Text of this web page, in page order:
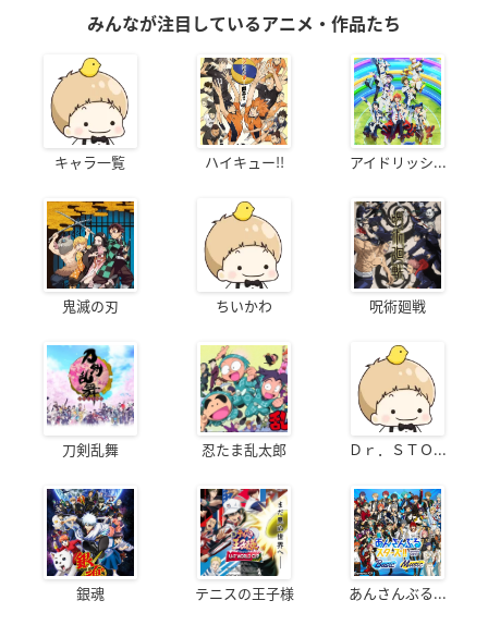
みんなが注目しているアニメ・作品たち
キャラ一覧 ハイキュー!! アイドリッシ...
鬼滅の刃 ちいかわ 呪術廻戦
刀剣乱舞 忍たま乱太郎 Ｄｒ．ＳＴＯ...
銀魂 テニスの王子様 あんさんぶる...